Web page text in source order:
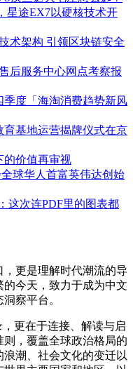
星途EX7以硬核技术开
术架构 引领区块链安全
后服务中心网点考察报
季度「海淘消费趋势新风
育基地运营揭牌仪式在京
的价值再审视
球华人首富英伟达创始
这次连PDF里的图表都
更是理解时代潮流的导
今天，致力于成为中文
察平台。
更在于连接、解读与启
，覆盖全球政治格局的
潮、社会文化的变迁以